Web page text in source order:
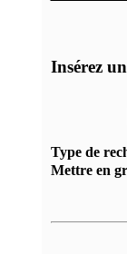
Insérez
Type de
Mettre en